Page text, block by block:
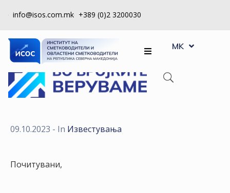
info@isos.com.mk +389 (0)2 3200030
ЗА
НАС
РЕГИСТРИ
КОНТРОЛА
MK
SQ
09.10.2023 - In Известувања
Почитувани,